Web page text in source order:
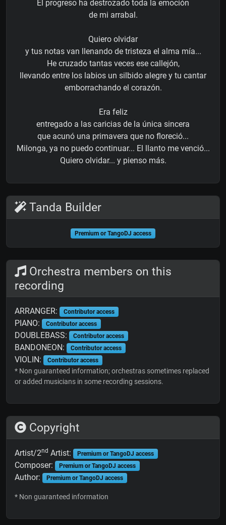
El progreso ha destrozado toda la emoción
de mi arrabal.
Quiero olvidar
y tus notas van llenando de tristeza el alma mía...
He cruzado tantas veces ese callejón,
llevando entre los labios un silbido alegre y tu cantar
emborrachando el corazón.
Era feliz
entregado a las caricias de la única sincera
que acunó una primavera que no floreció...
Milonga, ya no puedo continuar... El llanto me venció...
Quiero olvidar... y pienso más.
Tanda Builder
Premium or TangoDJ access
Orchestra members on this
recording
ARRANGER: Contributor access
PIANO: Contributor access
DOUBLEBASS: Contributor access
BANDONEON: Contributor access
VIOLIN: Contributor access
* Non guaranteed information; orchestras sometimes replaced
or added musicians in some recording sessions.
Copyright
Artist/2nd Artist: Premium or TangoDJ access
Composer: Premium or TangoDJ access
Author: Premium or TangoDJ access
* Non guaranteed information